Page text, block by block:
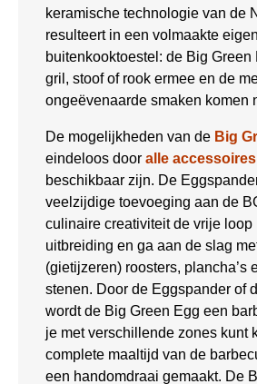
keramische technologie van de
resulteert in een volmaakte
buitenkooktoestel: de Big Green
gril, stoof of rook ermee en de
ongeëvenaarde smaken komen
De mogelijkheden van de Big
eindeloos door alle accessoires
beschikbaar zijn. De
veelzijdige toevoeging aan de
culinaire creativiteit de vrije loop
uitbreiding en ga aan de slag
(gietijzeren) roosters, plancha’s
stenen. Door de Eggspander of
wordt de Big Green Egg een
je met verschillende zones kunt
complete maaltijd van de
een handomdraai gemaakt. De